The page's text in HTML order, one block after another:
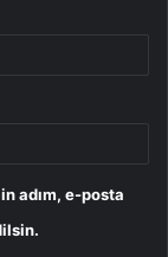
adım, e-posta